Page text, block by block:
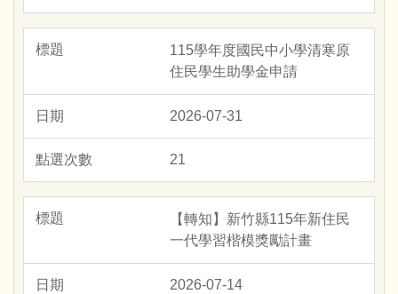
115學年度國民中小學清寒原
住民學生助學金申請
2026-07-31
21
【轉知】新竹縣115年新住民
一代學習楷模獎勵計畫
2026-07-14